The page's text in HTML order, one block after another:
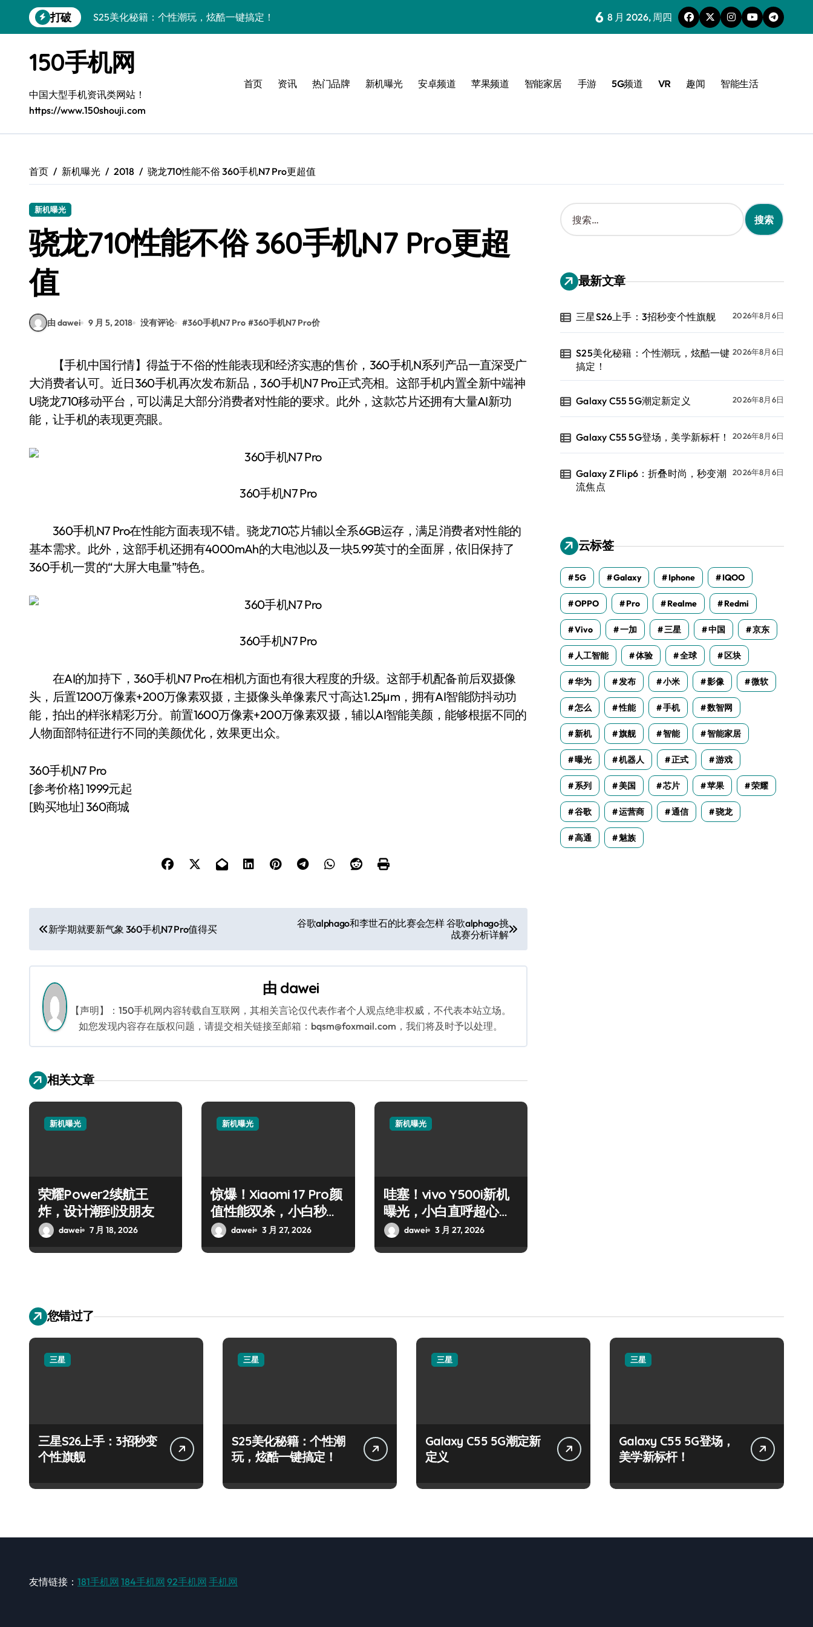
到
打破
S25美化秘籍：个性潮玩，炫酷一键搞定！
Galaxy C55 5G登场，美学新标杆！
Galaxy Z Flip6：折叠时尚，秒变潮流焦点
Fold6美学秘诀：玩转折叠屏高阶技巧
Galaxy Z Fold6：折叠美学，全新定义
Galaxy C55 5G登场，个性定制酷翻全场
三星S26上手：3招秒变个性旗舰
6 8 月 2026, 周四
150手机网
中国大型手机资讯类网站！
https://www.150shouji.com
首页 资讯 热门品牌 新机曝光 安卓频道 苹果频道 智能家居 手游 5G频道 VR 趣闻 智能生活
首页 新机曝光 2018 骁龙710性能不俗 360手机N7 Pro更超值
新机曝光
骁龙710性能不俗 360手机N7 Pro更超
值
由 dawei 9 月 5, 2018 没有评论 #360手机N7 Pro #360手机N7 Pro价
【手机中国行情】得益于不俗的性能表现和经济实惠的售价，360手机N系列产品一直深受广
大消费者认可。近日360手机再次发布新品，360手机N7 Pro正式亮相。这部手机内置全新中端神
U骁龙710移动平台，可以满足大部分消费者对性能的要求。此外，这款芯片还拥有大量AI新功
能，让手机的表现更亮眼。
360手机N7 Pro
360手机N7 Pro在性能方面表现不错。骁龙710芯片辅以全系6GB运存，满足消费者对性能的
基本需求。此外，这部手机还拥有4000mAh的大电池以及一块5.99英寸的全面屏，依旧保持了
360手机一贯的“大屏大电量”特色。
360手机N7 Pro
在AI的加持下，360手机N7 Pro在相机方面也有很大程度的升级。这部手机配备前后双摄像
头，后置1200万像素+200万像素双摄，主摄像头单像素尺寸高达1.25μm，拥有AI智能防抖动功
能，拍出的样张精彩万分。前置1600万像素+200万像素双摄，辅以AI智能美颜，能够根据不同的
人物面部特征进行不同的美颜优化，效果更出众。
360手机N7 Pro
[参考价格] 1999元起
[购买地址] 360商城
文
章
导
航
新学期就要新气象 360手机N7 Pro值得买
谷歌alphago和李世石的比赛会怎样 谷歌alphago挑
战赛分析详解
由 dawei
【声明】：150手机网内容转载自互联网，其相关言论仅代表作者个人观点绝非权威，不代表本站立场。
如您发现内容存在版权问题，请提交相关链接至邮箱：bqsm@foxmail.com，我们将及时予以处理。
相关文章
新机曝光
荣耀Power2续航王
炸，设计潮到没朋友
dawei 7 月 18, 2026
新机曝光
惊爆！Xiaomi 17 Pro颜
值性能双杀，小白秒心
动！dawei 3 月 27, 2026
新机曝光
哇塞！vivo Y500i新机
曝光，小白直呼超心
动！dawei 3 月 27, 2026
搜
索
：
最新文章
三星S26上手：3招秒变个性旗舰 2026年8月6日
S25美化秘籍：个性潮玩，炫酷一键
搞定！
2026年8月6日
Galaxy C55 5G潮定新定义 2026年8月6日
Galaxy C55 5G登场，美学新标杆！ 2026年8月6日
Galaxy Z Flip6：折叠时尚，秒变潮
流焦点
2026年8月6日
云标签
5G Galaxy Iphone IQOO
OPPO Pro Realme Redmi
Vivo 一加 三星 中国 京东
人工智能 体验 全球 区块
华为 发布 小米 影像 微软
怎么 性能 手机 数智网
新机 旗舰 智能 智能家居
曝光 机器人 正式 游戏
系列 美国 芯片 苹果 荣耀
谷歌 运营商 通信 骁龙
高通 魅族
您错过了
三星
三星S26上手：3招秒变
个性旗舰
三星
S25美化秘籍：个性潮
玩，炫酷一键搞定！
三星
Galaxy C55 5G潮定新
定义
三星
Galaxy C55 5G登场，
美学新标杆！
友情链接： 181手机网 184手机网 92手机网 手机网